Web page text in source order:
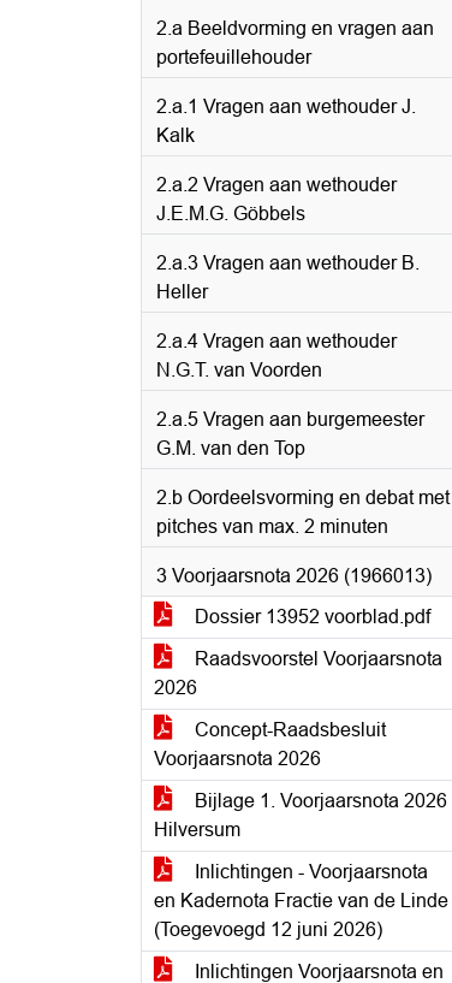
2.a Beeldvorming en vragen aan
portefeuillehouder
2.a.1 Vragen aan wethouder J.
Kalk
2.a.2 Vragen aan wethouder
J.E.M.G. Göbbels
2.a.3 Vragen aan wethouder B.
Heller
2.a.4 Vragen aan wethouder
N.G.T. van Voorden
2.a.5 Vragen aan burgemeester
G.M. van den Top
2.b Oordeelsvorming en debat met
pitches van max. 2 minuten
3 Voorjaarsnota 2026 (1966013)
Dossier 13952 voorblad.pdf
Raadsvoorstel Voorjaarsnota
2026
Concept-Raadsbesluit
Voorjaarsnota 2026
Bijlage 1. Voorjaarsnota 2026
Hilversum
Inlichtingen - Voorjaarsnota
en Kadernota Fractie van de Linde
(Toegevoegd 12 juni 2026)
Inlichtingen Voorjaarsnota en